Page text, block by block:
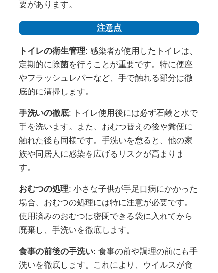
要があります。
注意点
トイレの衛生管理: 感染者が使用したトイレは、
定期的に除菌を行うことが重要です。特に便座
やフラッシュレバーなど、手で触れる部分は徹
底的に清掃します。
手洗いの徹底: トイレ使用後には必ず石鹸と水で
手を洗います。また、おむつ替えの後や糞便に
触れた後も同様です。手洗いを怠ると、他の家
族や同居人に感染を広げるリスクが高まりま
す。
おむつの処理: 小さな子供が手足口病にかかった
場合、おむつの処理には特に注意が必要です。
使用済みのおむつは密閉できる袋に入れてから
廃棄し、手洗いを徹底します。
食事の前後の手洗い: 食事の前や調理の前にも手
洗いを徹底します。これにより、ウイルスが食